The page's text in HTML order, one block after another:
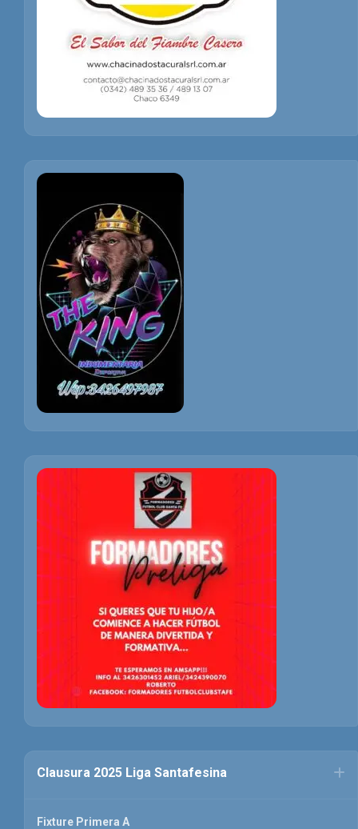
Clausura 2025 Liga Santafesina
Fixture Primera A